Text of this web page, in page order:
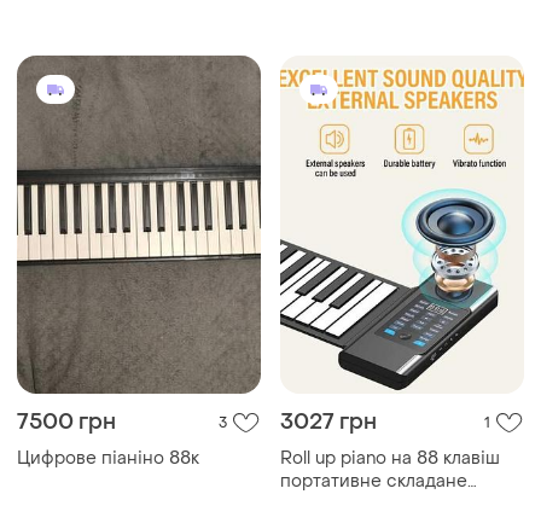
7500 грн 3
Цифрове піаніно 88к
3027 грн 1
Roll up piano на 88 клавіш
портативне складане